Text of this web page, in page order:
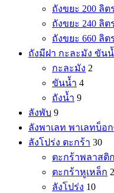
ถังขยะ 200 ลิต
ถังขยะ 240 ลิต
ถังขยะ 660 ลิต
ถังมีฝา กะละมัง ขัน
กะละมัง 2
ขันน้ำ 4
ถังน้ำ 9
ลังพับ 9
ลังพาเลท พาเลทบ็อ
ลังโปร่ง ตะกร้า 30
ตะกร้าพลาสติก
ตะกร้าหูเหล็ก 2
ลังโปร่ง 10